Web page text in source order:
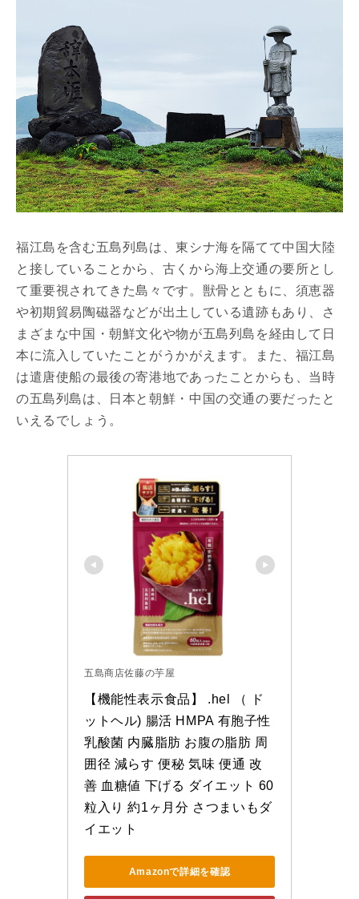
福江島を含む五島列島は、東シナ海を隔てて中国大陸
と接していることから、古くから海上交通の要所とし
て重要視されてきた島々です。獣骨とともに、須恵器
や初期貿易陶磁器などが出土している遺跡もあり、さ
まざまな中国・朝鮮文化や物が五島列島を経由して日
本に流入していたことがうかがえます。また、福江島
は遣唐使船の最後の寄港地であったことからも、当時
の五島列島は、日本と朝鮮・中国の交通の要だったと
いえるでしょう。
五島商店佐藤の芋屋
【機能性表示食品】 .hel （ ド
ットヘル) 腸活 HMPA 有胞子性
乳酸菌 内臓脂肪 お腹の脂肪 周
囲径 減らす 便秘 気味 便通 改
善 血糖値 下げる ダイエット 60
粒入り 約1ヶ月分 さつまいもダ
イエット
Amazonで詳細を確認